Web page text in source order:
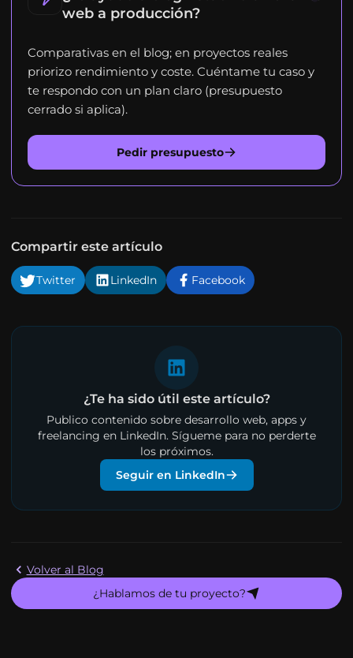
web a producción?
Comparativas en el blog; en proyectos reales
priorizo rendimiento y coste. Cuéntame tu caso y
te respondo con un plan claro (presupuesto
cerrado si aplica).
Pedir presupuesto
Compartir este artículo
Twitter LinkedIn Facebook
¿Te ha sido útil este artículo?
Publico contenido sobre desarrollo web, apps y
freelancing en LinkedIn. Sígueme para no perderte
los próximos.
Seguir en LinkedIn
Volver al Blog
¿Hablamos de tu proyecto?